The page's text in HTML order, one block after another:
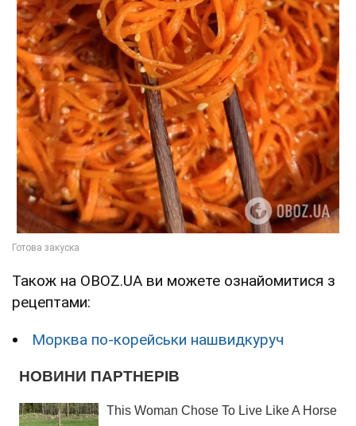
Також на OBOZ.UA ви можете ознайомитися з
рецептами:
Морква по-корейськи нашвидкуруч